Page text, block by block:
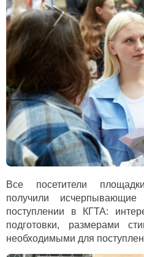
Все посетители
получили
поступлении в КГТА:
подготовки, размерами
необходимыми для